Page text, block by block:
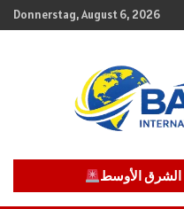
Skip
to
Donnerstag, August 6, 2026
BAZNEWS
الشرق الأوسط